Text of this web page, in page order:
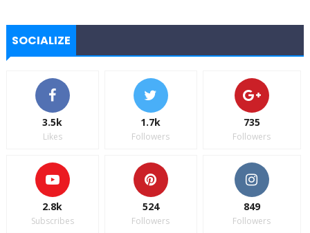
SOCIALIZE
3.5k
Likes
1.7k
Followers
735
Followers
2.8k
Subscribes
524
Followers
849
Followers